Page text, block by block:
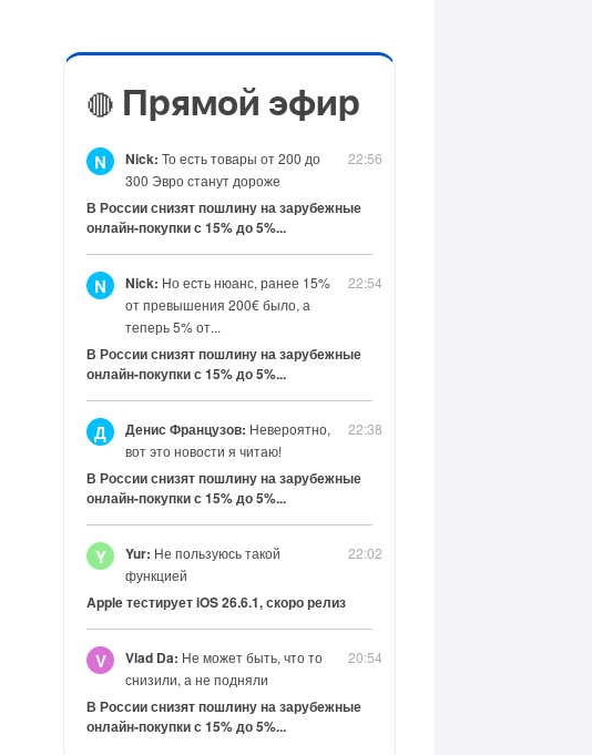
🔴 Прямой эфир
22:56
N Nick: То есть товары от 200 до
300 Эвро станут дороже
В России снизят пошлину на зарубежные
онлайн-покупки с 15% до 5%...
22:54
N Nick: Но есть нюанс, ранее 15%
от превышения 200€ было, а
теперь 5% от...
В России снизят пошлину на зарубежные
онлайн-покупки с 15% до 5%...
22:38
Д Денис Французов: Невероятно,
вот это новости я читаю!
В России снизят пошлину на зарубежные
онлайн-покупки с 15% до 5%...
22:02
Y Yur: Не пользуюсь такой
функцией
Apple тестирует iOS 26.6.1, скоро релиз
20:54
V Vlad Da: Не может быть, что то
снизили, а не подняли
В России снизят пошлину на зарубежные
онлайн-покупки с 15% до 5%...